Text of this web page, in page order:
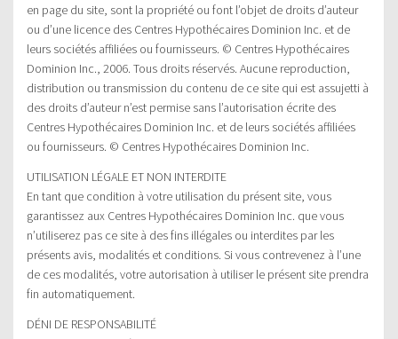
en page du site, sont la propriété ou font l’objet de droits d’auteur
ou d’une licence des Centres Hypothécaires Dominion Inc. et de
leurs sociétés affiliées ou fournisseurs. © Centres Hypothécaires
Dominion Inc., 2006. Tous droits réservés. Aucune reproduction,
distribution ou transmission du contenu de ce site qui est assujetti à
des droits d’auteur n’est permise sans l’autorisation écrite des
Centres Hypothécaires Dominion Inc. et de leurs sociétés affiliées
ou fournisseurs. © Centres Hypothécaires Dominion Inc.
UTILISATION LÉGALE ET NON INTERDITE
En tant que condition à votre utilisation du présent site, vous
garantissez aux Centres Hypothécaires Dominion Inc. que vous
n’utiliserez pas ce site à des fins illégales ou interdites par les
présents avis, modalités et conditions. Si vous contrevenez à l’une
de ces modalités, votre autorisation à utiliser le présent site prendra
fin automatiquement.
DÉNI DE RESPONSABILITÉ